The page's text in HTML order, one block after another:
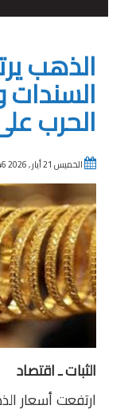
الذهب
الحرب
الخميس 21 أيار , 2026 08:46 توقيت بيروت
الثبات ـ اقتصاد
ارتفعت أسعار